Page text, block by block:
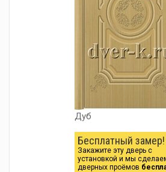
Дуб
Бесплатный замер!
Закажите эту дверь с
установкой и мы
дверных проёмов